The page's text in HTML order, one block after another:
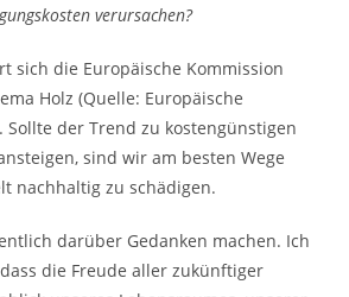
verursachen?
sich die Europäische Kommission
Holz (Quelle: Europäische
Sollte der Trend zu kostengünstigen
sind wir am besten Wege
nachhaltig zu schädigen.
darüber Gedanken machen. Ich
die Freude aller zukünftiger